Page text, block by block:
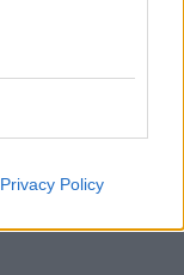
Privacy Policy